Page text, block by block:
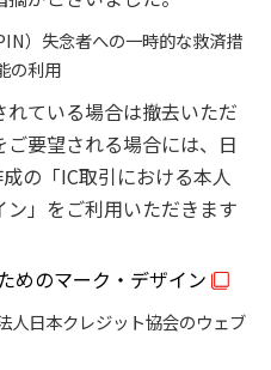
）失念者への一時的な救済措
の利用
ている場合は撤去いただ
要望される場合には、日
の「IC取引における本人
」をご利用いただきます
めのマーク・デザイン
人日本クレジット協会のウェブ